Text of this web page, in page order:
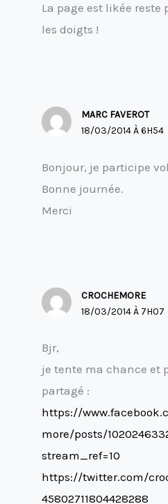
La page est likée reste
les doigts !
MARC FAVEROT
18/03/2014 À 6H54
Bonjour, je participe
Bonne journée.
Merci
CROCHEMORE
18/03/2014 À 7H07
Bjr,
je tente ma chance et
partagé :
https://
more/posts/
stream_ref=10
https://twitter.com/
45802711804428288